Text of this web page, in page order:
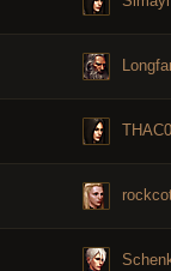
THAC0